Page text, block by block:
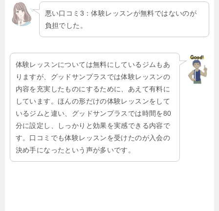
悪い口コミ3：体験レッスンが無料ではないのが
負担でした。
体験レッスンについては無料にしているジムもあ
りますが、グッドサンプラスでは体験レッスンの
内容を充実したものにするために、あえて有料に
しています。ほんの形だけの体験レッスンをして
いるジムと違い、グッドサンプラスでは時間を80
分に設定し、しっかりと効果を実感できる内容で
す。口コミでも体験レッスンを受けたのが入会の
決め手になったという声が多いです。